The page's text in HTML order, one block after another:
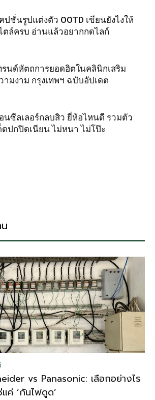
ปชั่นรูปแต่งตัว OOTD เขียนยังไงให้
ตล์ครบ อ่านแล้วอยากกดไลก์
รนด์หัตถการยอดฮิตในคลินิกเสริม
ามงาม กรุงเทพฯ ฉบับอัปเดต
นซีลเลอร์กลบสิว ยี่ห้อไหนดี รวมตัว
ดปกปิดเนียน ไม่หนา ไม่โป๊ะ
vs Panasonic: เลือกอย่างไร
ค่ ‘กันไฟดูด’